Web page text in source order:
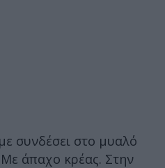
συνδέσει στο μυαλό
Με άπαχο κρέας. Στην